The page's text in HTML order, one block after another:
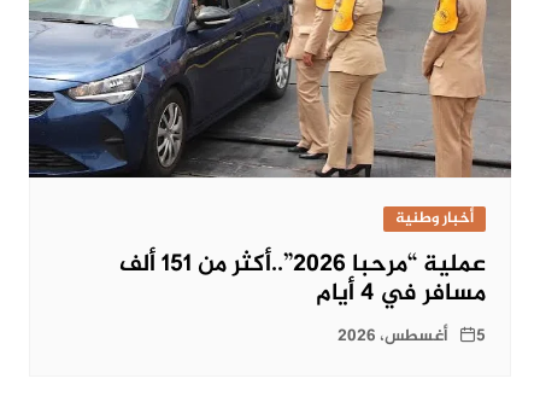
أخبار وطنية
عملية “مرحبا 2026”..أكثر من 151 ألف
مسافر في 4 أيام
5 أغسطس، 2026